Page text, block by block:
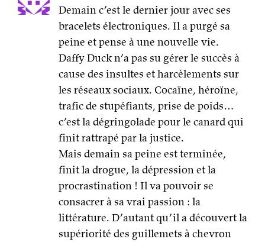
Demain c’est le dernier jour avec ses
bracelets électroniques. Il a purgé sa
peine et pense à une nouvelle vie.
Daffy Duck n’a pas su gérer le succès à
cause des insultes et harcèlements sur
les réseaux sociaux. Cocaïne, héroïne,
trafic de stupéfiants, prise de poids…
c’est la dégringolade pour le canard qui
finit rattrapé par la justice.
Mais demain sa peine est terminée,
finit la drogue, la dépression et la
procrastination ! Il va pouvoir se
consacrer à sa vrai passion : la
littérature. D’autant qu’il a découvert la
supériorité des guillemets à chevron